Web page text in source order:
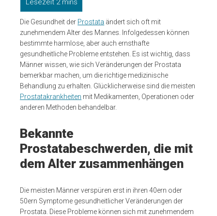
Die Gesundheit der Prostata ändert sich oft mit
zunehmendem Alter des Mannes. Infolgedessen können
bestimmte harmlose, aber auch ernsthafte
gesundheitliche Probleme entstehen. Es ist wichtig, dass
Männer wissen, wie sich Veränderungen der Prostata
bemerkbar machen, um die richtige medizinische
Behandlung zu erhalten. Glücklicherweise sind die meisten
Prostatakrankheiten mit Medikamenten, Operationen oder
anderen Methoden behandelbar.
Bekannte
Prostatabeschwerden, die mit
dem Alter zusammenhängen
Die meisten Männer verspüren erst in ihren 40ern oder
50ern Symptome gesundheitlicher Veränderungen der
Prostata. Diese Probleme können sich mit zunehmendem